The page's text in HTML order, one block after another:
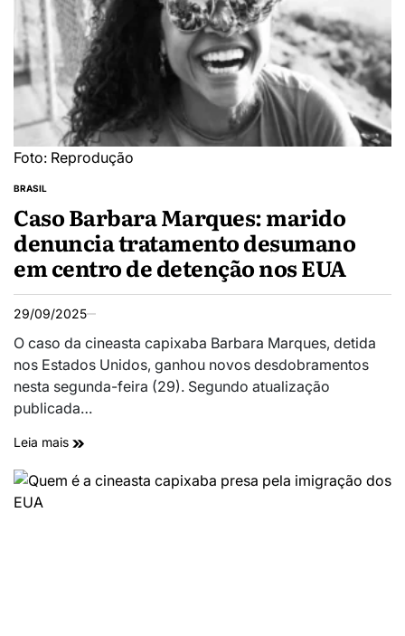
Foto: Reprodução
BRASIL
Caso Barbara Marques: marido
denuncia tratamento desumano
em centro de detenção nos EUA
29/09/2025
O caso da cineasta capixaba Barbara Marques, detida
nos Estados Unidos, ganhou novos desdobramentos
nesta segunda-feira (29). Segundo atualização
publicada…
Leia mais